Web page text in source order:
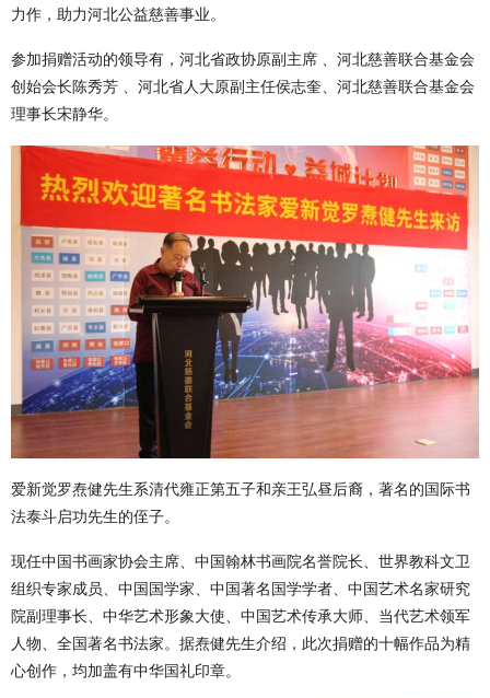
2 3 4 5 6
力作，助力河北公益慈善事业。
参加捐赠活动的领导有，河北省政协原副主席 、河北慈善联合基金会
创始会长陈秀芳 、河北省人大原副主任侯志奎、河北慈善联合基金会
理事长宋静华。
爱新觉罗焘健先生系清代雍正第五子和亲王弘昼后裔，著名的国际书
法泰斗启功先生的侄子。
现任中国书画家协会主席、中国翰林书画院名誉院长、世界教科文卫
组织专家成员、中国国学家、中国著名国学学者、中国艺术名家研究
院副理事长、中华艺术形象大使、中国艺术传承大师、当代艺术领军
人物、全国著名书法家。据焘健先生介绍，此次捐赠的十幅作品为精
心创作，均加盖有中华国礼印章。